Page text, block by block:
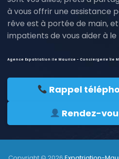
à vous offrir une assistance
rêve est à portée de main,
impatients de vous aider à le
Agence Expatriation ile Maurice - Conciergerie île
Rappel
Rendez-